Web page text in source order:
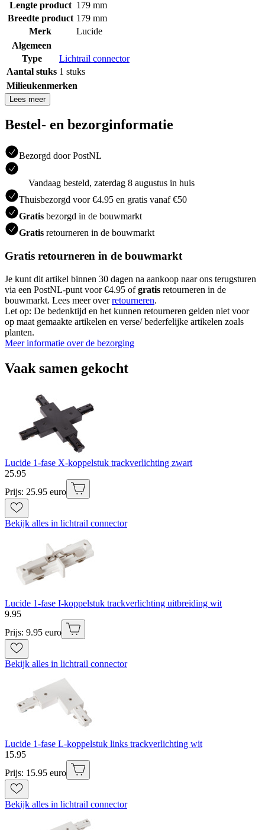
Lengte product 179 mm
Breedte product 179 mm
Merk
Lucide
Algemeen
Type
Lichtrail connector
Aantal stuks 1 stuks
Milieukenmerken
Lees meer
Bestel- en bezorginformatie
Bezorgd door PostNL
Vandaag besteld, zaterdag 8 augustus in huis
Thuisbezorgd voor €4.95 en gratis vanaf €50
Gratis bezorgd in de bouwmarkt
Gratis retourneren in de bouwmarkt
Gratis retourneren in de bouwmarkt
Je kunt dit artikel binnen 30 dagen na aankoop naar ons terugsturen
via een PostNL-punt voor €4.95 ofgratis retourneren in de
bouwmarkt. Lees meer overretourneren.
Let op: De bedenktijd en het kunnen retourneren gelden niet voor
op maat gemaakte artikelen en verse/ bederfelijke artikelen zoals
planten.
Meer informatie over de bezorging
Vaak samen gekocht
Lucide 1-fase X-koppelstuk trackverlichting zwart
25.95
Prijs: 25.95 euro
Bekijk alles in lichtrail connector
Lucide 1-fase I-koppelstuk trackverlichting uitbreiding wit
9.95
Prijs: 9.95 euro
Bekijk alles in lichtrail connector
Lucide 1-fase L-koppelstuk links trackverlichting wit
15.95
Prijs: 15.95 euro
Bekijk alles in lichtrail connector